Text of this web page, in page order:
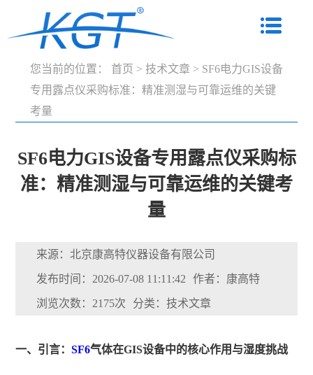
您当前的位置： 首页 > 技术文章 > SF6电力GIS设备
专用露点仪采购标准：精准测湿与可靠运维的关键
考量
SF6电力GIS设备专用露点仪采购标
准：精准测湿与可靠运维的关键考
量
来源：北京康高特仪器设备有限公司
发布时间：2026-07-08 11:11:42 作者：康高特
浏览次数：2175次 分类：技术文章
一、引言：SF6气体在GIS设备中的核心作用与湿度挑战